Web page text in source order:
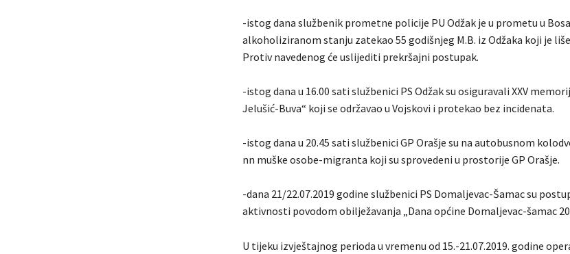
-istog dana službenik prometne policije PU Odžak je u prometu u
alkoholiziranom stanju zatekao 55 godišnjeg M.B. iz Odžaka koji je
Protiv navedenog će uslijediti prekršajni postupak.
-istog dana u 16.00 sati službenici PS Odžak su osiguravali XXV
Jelušić-Buva“ koji se održavao u Vojskovi i protekao bez incidenata.
-istog dana u 20.45 sati službenici GP Orašje su na autobusnom
nn muške osobe-migranta koji su sprovedeni u prostorije GP Orašje.
-dana 21/22.07.2019 godine službenici PS Domaljevac-Šamac su
aktivnosti povodom obilježavanja „Dana općine Domaljevac-šamac
U tijeku izvještajnog perioda u vremenu od 15.-21.07.2019. godine